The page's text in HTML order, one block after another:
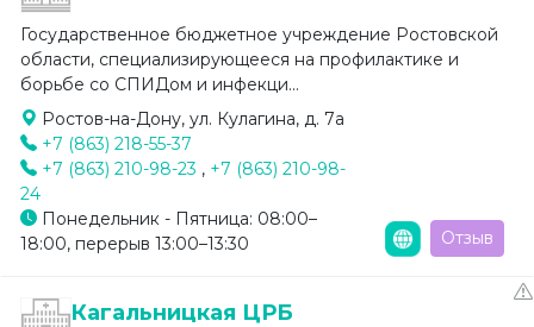
Государственное бюджетное учреждение Ростовской
области, специализирующееся на профилактике и
борьбе со СПИДом и инфекци...
Ростов-на-Дону, ул. Кулагина, д. 7а
+7 (863) 218-55-37
+7 (863) 210-98-23 , +7 (863) 210-98-
24
Понедельник - Пятница: 08:00–
18:00, перерыв 13:00–13:30
Отзыв
Кагальницкая ЦРБ